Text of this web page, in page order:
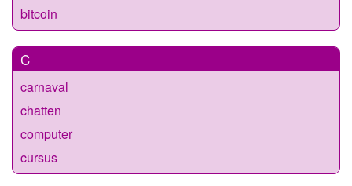
bitcoin
C
carnaval
chatten
computer
cursus